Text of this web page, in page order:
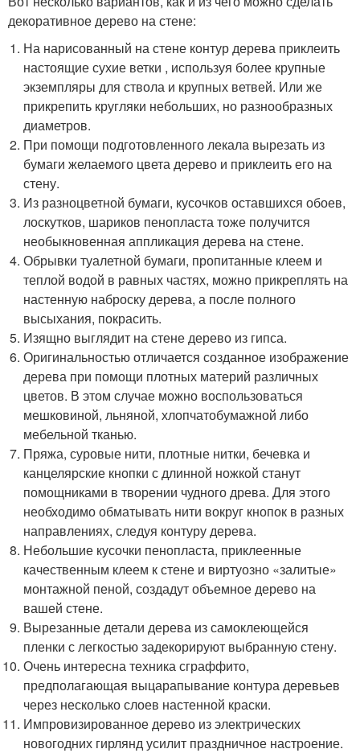
декоративное дерево на стене:
На нарисованный на стене контур дерева приклеить
настоящие сухие ветки , используя более крупные
экземпляры для ствола и крупных ветвей. Или же
прикрепить кругляки небольших, но разнообразных
диаметров.
При помощи подготовленного лекала вырезать из
бумаги желаемого цвета дерево и приклеить его на
стену.
Из разноцветной бумаги, кусочков оставшихся обоев,
лоскутков, шариков пенопласта тоже получится
необыкновенная аппликация дерева на стене.
Обрывки туалетной бумаги, пропитанные клеем и
теплой водой в равных частях, можно прикреплять на
настенную наброску дерева, а после полного
высыхания, покрасить.
Изящно выглядит на стене дерево из гипса.
Оригинальностью отличается созданное изображение
дерева при помощи плотных материй различных
цветов. В этом случае можно воспользоваться
мешковиной, льняной, хлопчатобумажной либо
мебельной тканью.
Пряжа, суровые нити, плотные нитки, бечевка и
канцелярские кнопки с длинной ножкой станут
помощниками в творении чудного древа. Для этого
необходимо обматывать нити вокруг кнопок в разных
направлениях, следуя контуру дерева.
Небольшие кусочки пенопласта, приклеенные
качественным клеем к стене и виртуозно «залитые»
монтажной пеной, создадут объемное дерево на
вашей стене.
Вырезанные детали дерева из самоклеющейся
пленки с легкостью задекорируют выбранную стену.
Очень интересна техника сграффито,
предполагающая выцарапывание контура деревьев
через несколько слоев настенной краски.
Импровизированное дерево из электрических
новогодних гирлянд усилит праздничное настроение.